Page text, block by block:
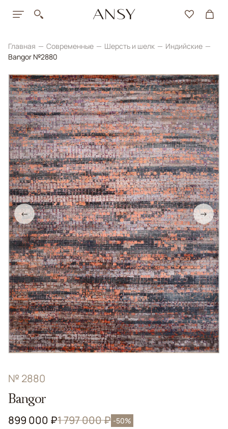
Главная Современные Шерсть и шелк
Индийские
Bangor №2880
← →
№ 2880
Bangor
899 000 ₽1 797 000 ₽ -50%